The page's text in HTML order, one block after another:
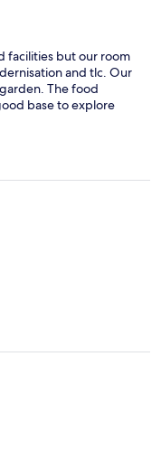
facilities but our room
and tlc. Our
The food
base to explore